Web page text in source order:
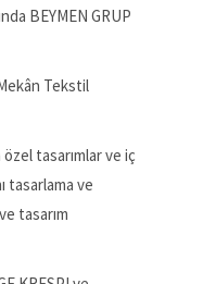
BEYMEN GRUP
Tekstil
tasarımlar ve iç
tasarlama ve
tasarım